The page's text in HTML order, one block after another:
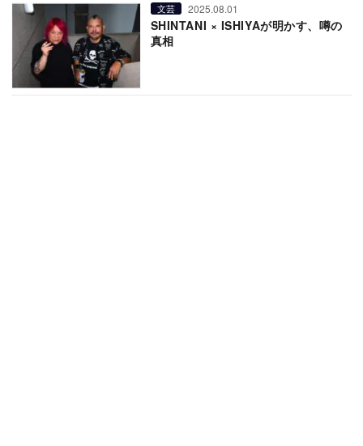
文芸 2025.08.01
SHINTANI × ISHIYAが明かす、噂の
真相